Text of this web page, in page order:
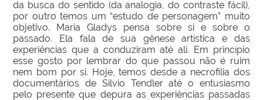
da busca do sentido (da analogia, do contraste fácil),
por outro temos um “estudo de personagem” muito
objetivo. Maria Gladys pensa sobre si e sobre o
passado. Ela fala de sua gênese artística e das
experiências que a conduziram até ali. Em princípio
esse gosto por lembrar do que passou não é ruim
nem bom por si. Hoje, temos desde a necrofilia dos
documentários de Silvio Tendler até o entusiasmo
pelo presente que depura as experiências passadas